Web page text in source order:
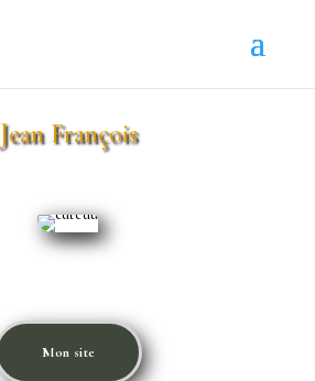
Jean François
Mon site